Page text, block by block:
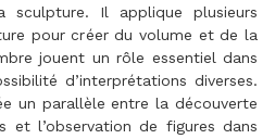
Il applique plusieurs
pour créer du volume et de la
jouent un rôle essentiel dans
d’interprétations diverses.
un parallèle entre la découverte
et l’observation de figures dans